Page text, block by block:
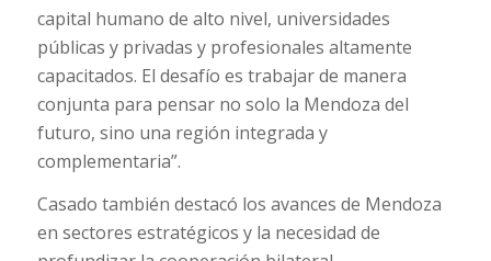
capital humano de alto nivel, universidades
públicas y privadas y profesionales altamente
capacitados. El desafío es trabajar de manera
conjunta para pensar no solo la Mendoza del
futuro, sino una región integrada y
complementaria”.
Casado también destacó los avances de Mendoza
en sectores estratégicos y la necesidad de